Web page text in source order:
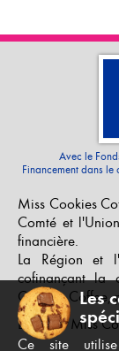
Miss Cookies
Comté et
financière.
La Région et
cofinançant la
Cookies Coffee,
L’équipe Miss
Avec le
Financement dans
Les
Ce site